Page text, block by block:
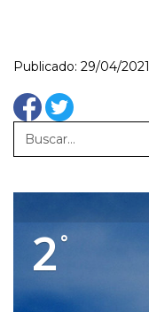
Publicado: 29/04/2021
2 °